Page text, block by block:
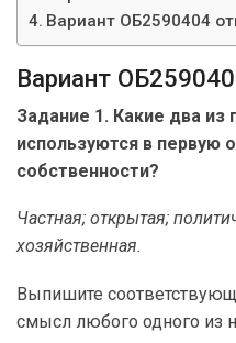
Вариант ОБ2590404
Вариант
Задание 1. Какие два из
используются в первую
собственности?
Частная; открытая;
хозяйственная.
Выпишите
смысл любого одного из